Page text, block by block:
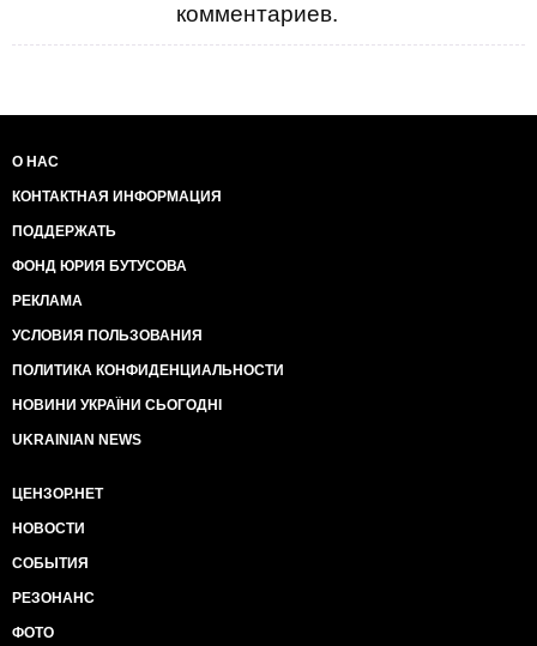
комментариев.
О НАС
КОНТАКТНАЯ ИНФОРМАЦИЯ
ПОДДЕРЖАТЬ
ФОНД ЮРИЯ БУТУСОВА
РЕКЛАМА
УСЛОВИЯ ПОЛЬЗОВАНИЯ
ПОЛИТИКА КОНФИДЕНЦИАЛЬНОСТИ
НОВИНИ УКРАЇНИ СЬОГОДНІ
UKRAINIAN NEWS
ЦЕНЗОР.НЕТ
НОВОСТИ
СОБЫТИЯ
РЕЗОНАНС
ФОТО